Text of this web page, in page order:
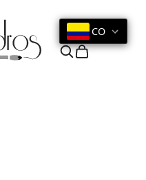
CO
Buscar
Cesta